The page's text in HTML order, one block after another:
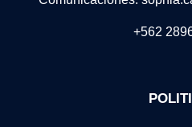
+562